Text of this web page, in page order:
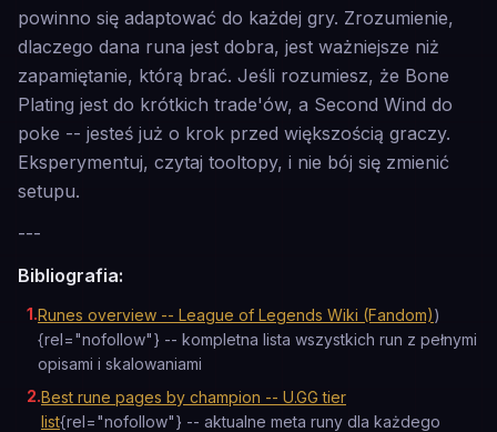
powinno się adaptować do każdej gry. Zrozumienie,
dlaczego dana runa jest dobra, jest ważniejsze niż
zapamiętanie, którą brać. Jeśli rozumiesz, że Bone
Plating jest do krótkich trade'ów, a Second Wind do
poke -- jesteś już o krok przed większością graczy.
Eksperymentuj, czytaj tooltopy, i nie bój się zmienić
setupu.
---
Bibliografia:
1.Runes overview -- League of Legends Wiki (Fandom))
{rel="nofollow"} -- kompletna lista wszystkich run z pełnymi
opisami i skalowaniami
2.Best rune pages by champion -- U.GG tier
list{rel="nofollow"} -- aktualne meta runy dla każdego